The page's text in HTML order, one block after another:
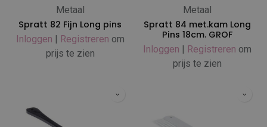
Metaal
Spratt 82 Fijn Long pins
Inloggen | Registreren om
prijs te zien
Metaal
Spratt 84 met.kam Long
Pins 18cm. GROF
Inloggen | Registreren om
prijs te zien